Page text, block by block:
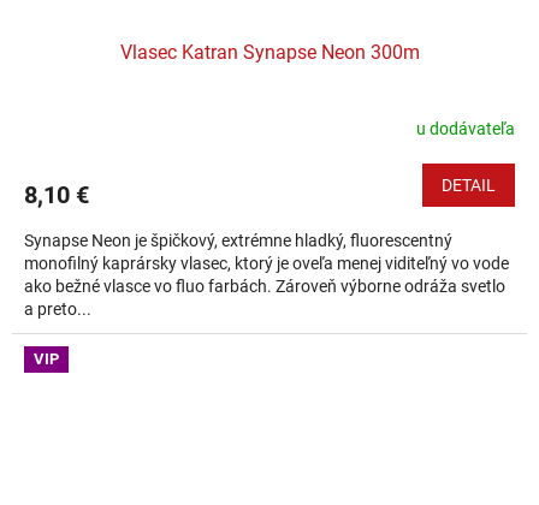
Vlasec Katran Synapse Neon 300m
u dodávateľa
8,10 € DETAIL
Synapse Neon je špičkový, extrémne hladký, fluorescentný
monofilný kaprársky vlasec, ktorý je oveľa menej viditeľný vo vode
ako bežné vlasce vo fluo farbách. Zároveň výborne odráža svetlo
a preto...
VIP